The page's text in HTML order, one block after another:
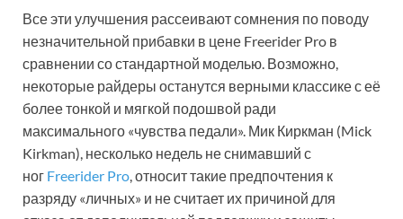
Все эти улучшения рассеивают сомнения по поводу
незначительной прибавки в цене Freerider Pro в
сравнении со стандартной моделью. Возможно,
некоторые райдеры останутся верными классике с её
более тонкой и мягкой подошвой ради
максимального «чувства педали». Мик Киркман (Mick
Kirkman), несколько недель не снимавший с
ног Freerider Pro, относит такие предпочтения к
разряду «личных» и не считает их причиной для